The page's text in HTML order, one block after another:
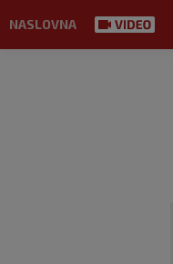
NASLOVNA